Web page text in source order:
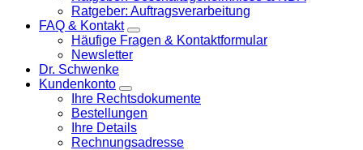
Ratgeber: Auftragsverarbeitung
FAQ & Kontakt
Häufige Fragen & Kontaktformular
Newsletter
Dr. Schwenke
Kundenkonto
Ihre Rechtsdokumente
Bestellungen
Ihre Details
Rechnungsadresse